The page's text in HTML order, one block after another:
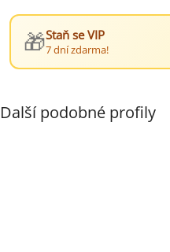
🎁Staň se VIP
7 dní zdarma!
Další podobné profily